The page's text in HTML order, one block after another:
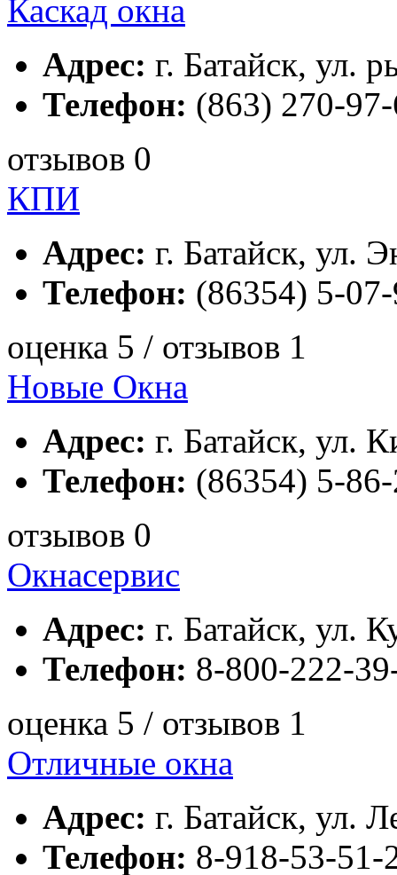
Каскад окна
Адрес: г. Батайск, ул.
Телефон: (863) 270-
отзывов 0
КПИ
Адрес: г. Батайск, ул.
Телефон: (86354) 5-
оценка 5 / отзывов 1
Новые Окна
Адрес: г. Батайск, ул.
Телефон: (86354) 5-
отзывов 0
Окнасервис
Адрес: г. Батайск, ул.
Телефон: 8-800-222-
оценка 5 / отзывов 1
Отличные окна
Адрес: г. Батайск, ул.
Телефон: 8-918-53-51-